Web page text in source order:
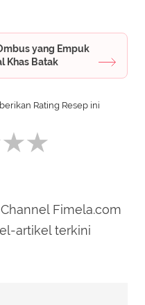
yang Empuk
Khas Batak
Rating Resep ini
Fimela.com
artikel terkini